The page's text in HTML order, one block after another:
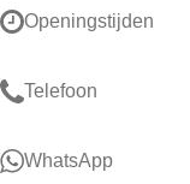
Openingstijden
Telefoon
WhatsApp